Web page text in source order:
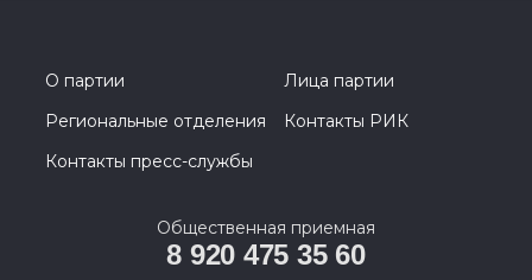
О партии
Лица партии
Региональные отделения
Контакты РИК
Контакты пресс-службы
Общественная приемная
8 920 475 35 60